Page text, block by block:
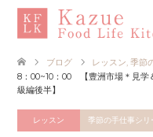
ブログ レッスン 季節
8：00~10：00 【豊洲市場＊見学
級編後半】
レッスン 季節の手仕事シリ